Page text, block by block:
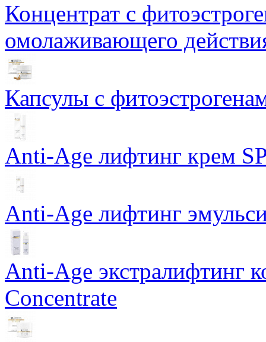
Концентрат с
омолаживающего
Капсулы с
Anti-Age лифтинг крем
Anti-Age лифтинг
Anti-Age экстралифтинг
Concentrate